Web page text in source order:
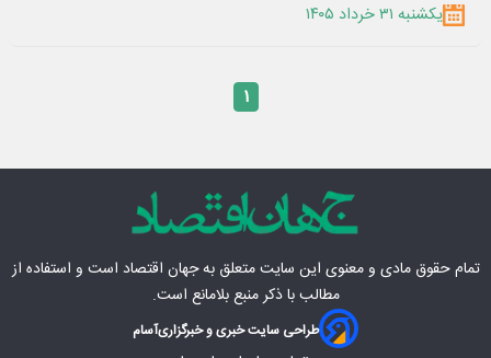
یکشنبه ۳۱ خرداد ۱۴۰۵
۱
تمام حقوق مادی‌ و معنوی این سایت متعلق بهجهان اقتصاد است و استفاده از
مطالب با ذکر منبع بلامانع است.
طراحی سایت خبری و خبرگزاریآسام